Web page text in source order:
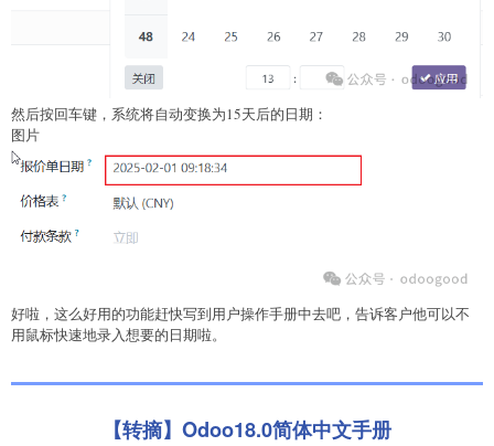
然后按回车键，系统将自动变换为15天后的日期：
图片
好啦，这么好用的功能赶快写到用户操作手册中去吧，告诉客户他可以不
用鼠标快速地录入想要的日期啦。
【转摘】Odoo18.0简体中文手册